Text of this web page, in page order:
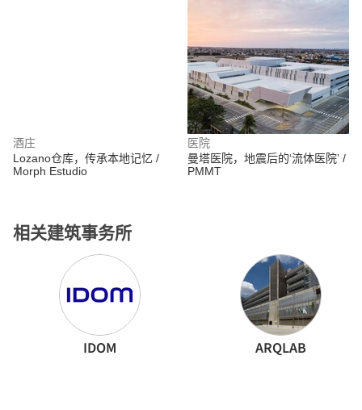
酒庄
Lozano仓库，传承本地记忆 /
Morph Estudio
相关建筑事务所
IDOM ARQLAB
医院
曼塔医院，地震后的‘流体医院’ /
PMMT